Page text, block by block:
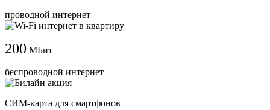
проводной интернет
200 МБит
беспроводной интернет
СИМ-карта для смартфонов